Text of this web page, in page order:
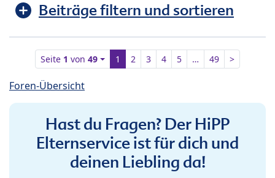
Beiträge filtern und sortieren
Seite 1 von49 1 2 3 4 5 … 49 >
Foren-Übersicht
Hast du Fragen? Der HiPP
Elternservice ist für dich und
deinen Liebling da!